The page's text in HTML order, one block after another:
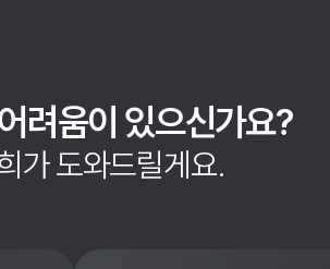
려움이 있으신가요?
가 도와드릴게요.